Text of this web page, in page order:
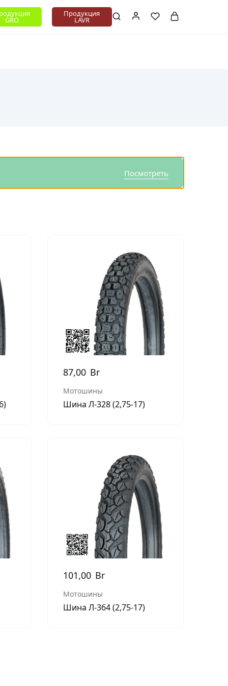
+375 (XX) XXX-XX-XX
GRO
Продукция
LAVR
Посмотреть
87,00 Br
Мотошины
Шина Л-328 (2,75-17)
101,00 Br
Мотошины
Шина Л-364 (2,75-17)